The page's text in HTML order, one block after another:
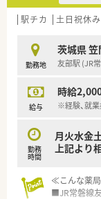
【想定される
■まずは一
■ほぼ全科
のない豊富
る管理薬剤
駅チカ 土日祝休み
勤務地
茨城県 笠
友部駅 (JR
給与
時給
※経験、就
勤務
時間
月火水金
上記より
≪こんな薬
■JR常磐線